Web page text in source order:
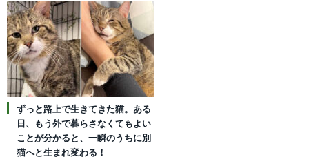
ずっと路上で生きてきた猫。ある
日、もう外で暮らさなくてもよい
ことが分かると、一瞬のうちに別
猫へと生まれ変わる！